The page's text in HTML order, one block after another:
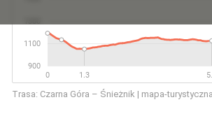
Trasa: Czarna Góra – Śnieżnik | mapa-